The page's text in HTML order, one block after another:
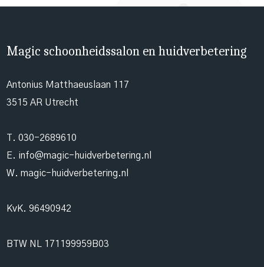
Magic schoonheidssalon en huidverbetering
Antonius Matthaeuslaan 117
3515 AR Utrecht
T. 030-2689610
E. info@magic-huidverbetering.nl
W. magic-huidverbetering.nl
KvK. 96490942
BTW NL 171199959B03